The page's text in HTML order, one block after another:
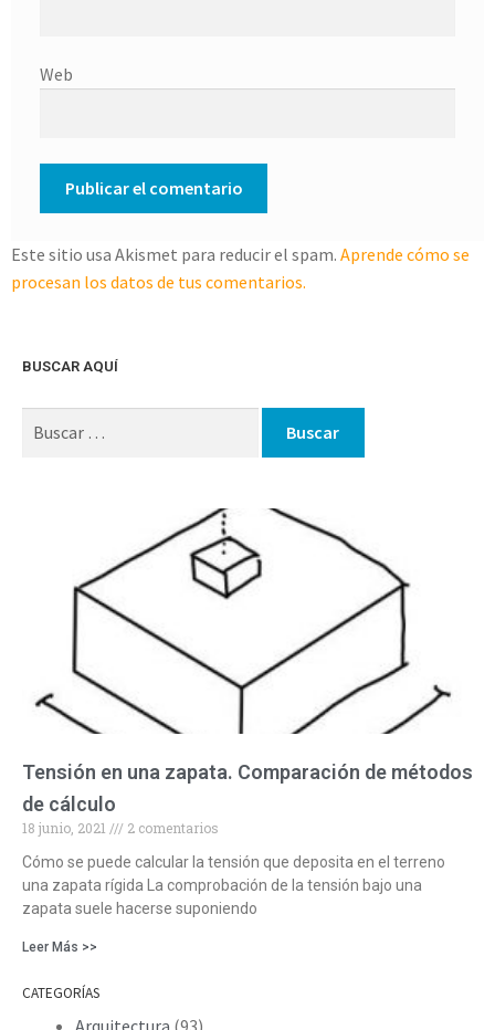
Web
Este sitio usa Akismet para reducir el spam. Aprende cómo se
procesan los datos de tus comentarios.
BUSCAR AQUÍ
Tensión en una zapata. Comparación de métodos
de cálculo
18 junio, 2021
2 comentarios
Cómo se puede calcular la tensión que deposita en el terreno
una zapata rígida La comprobación de la tensión bajo una
zapata suele hacerse suponiendo
Leer Más >>
CATEGORÍAS